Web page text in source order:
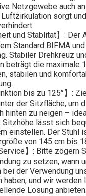
Netzgewebe auch
Luftzirkulation sorgt
und Stablität】: Der
Standard BIFMA und
Stabiler Drehkreuz
beträgt die maximale
stabilen und
bis zu 125°】:
der Sitzfläche, um
hinten zu neigen –
Sitzhöhe lässt sich
einstellen. Der Stuhl
von 145 cm bis
】: Bitte zögern
zu setzen, wann
bei der Verwendung
haben, und wir werden
Lösung anbieten.